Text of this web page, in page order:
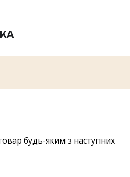
будь-яким з наступних